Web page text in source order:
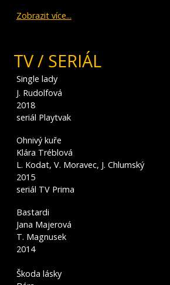
Zobrazit více...
TV / SERIÁL
Single lady
J. Rudolfová
2018
seriál Playtvak
Ohnivý kuře
Klára Tréblová
L. Kodat, V. Moravec, J. Chlumský
2015
seriál TV Prima
Bastardi
Jana Majerová
T. Magnusek
2014
Škoda lásky